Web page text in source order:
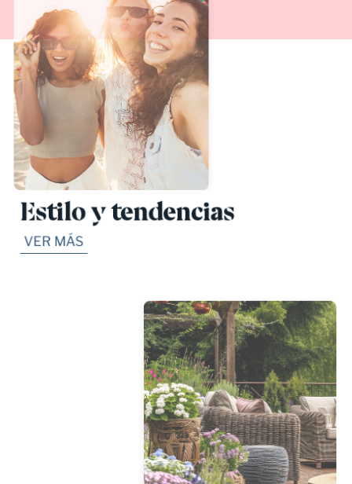
Estilo y tendencias
VER MÁS